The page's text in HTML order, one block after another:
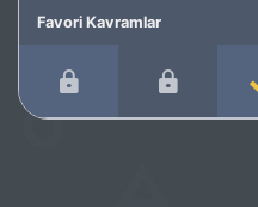
Favori Kavramlar